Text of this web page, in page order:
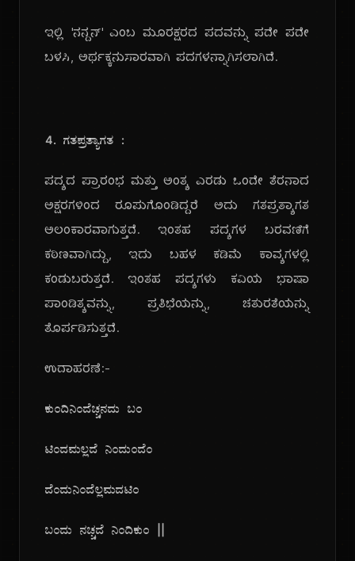
ಇಲ್ಲಿ 'ನನ್ದನ್' ಎಂಬ ಮೂರಕ್ಷರದ ಪದವನ್ನು ಪದೇ ಪದೇ
ಬಳಸಿ, ಅರ್ಥಕ್ಕನುಸಾರವಾಗಿ ಪದಗಳನ್ನಾಗಿಸಲಾಗಿದೆ.
4. ಗತಪ್ರತ್ಯಾಗತ :
ಪದ್ಯದ ಪ್ರಾರಂಭ ಮತ್ತು ಅಂತ್ಯ ಎರಡು ಒಂದೇ ತೆರನಾದ
ಅಕ್ಷರಗಳಿಂದ ರೂಪುಗೊಂಡಿದ್ದರೆ ಅದು ಗತಪ್ರತ್ಯಾಗತ
ಅಲಂಕಾರವಾಗುತ್ತದೆ. ಇಂತಹ ಪದ್ಯಗಳ ಬರವಣಿಗೆ
ಕಠಿಣವಾಗಿದ್ದು, ಇದು ಬಹಳ ಕಡಿಮೆ ಕಾವ್ಯಗಳಲ್ಲಿ
ಕಂಡುಬರುತ್ತದೆ. ಇಂತಹ ಪದ್ಯಗಳು ಕವಿಯ ಭಾಷಾ
ಪಾಂಡಿತ್ಯವನ್ನು, ಪ್ರತಿಭೆಯನ್ನು, ಚತುರತೆಯನ್ನು
ತೊರ್ಪಡಿಸುತ್ತದೆ.
ಉದಾಹರಣೆ:-
ಕುಂದಿನಿಂದೆಚ್ಚನದು ಬಂ
ಟಿಂದಮಲ್ಲದೆ ನಿಂದುಂದೆಂ
ದೆಂದುನಿಂದೆಲ್ಲಮದಟಿಂ
ಬಂದು ನಚ್ಚದೆ ನಿಂದಿಕುಂ ||